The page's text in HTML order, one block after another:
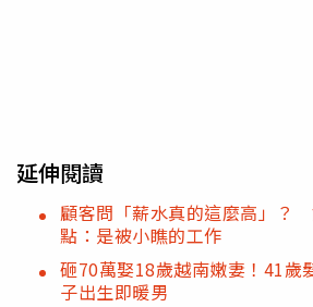
延伸閱讀
顧客問「薪水真的這麼高」？
點：是被小瞧的工作
砸70萬娶18歲越南嫩妻！41歲
子出生即暖男